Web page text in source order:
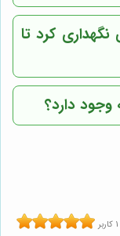
کرد تا
وجود دارد؟
1 کاربر